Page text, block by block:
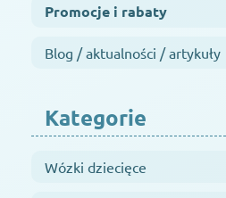
Promocje i rabaty
Blog / aktualności / artykuły
Kategorie
Wózki dziecięce